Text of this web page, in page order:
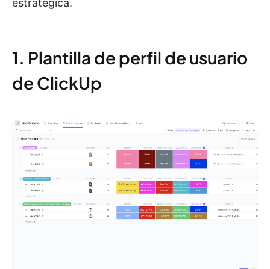
estratégica.
1. Plantilla de perfil de usuario
de ClickUp